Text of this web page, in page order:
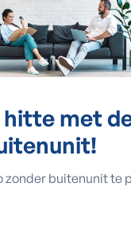
hitte met
zonder buitenunit te